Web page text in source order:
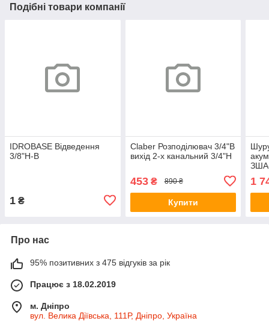
Подібні товари компанії
IDROBASE Відведення
3/8"Н-В
1 ₴
Claber Розподілювач 3/4"В
вихід 2-х канальний 3/4"Н
453₴ 890 ₴
Купити
1
Про нас
95% позитивних з 475 відгуків за рік
Працює з 18.02.2019
м. Дніпро
вул. Велика Діївська, 111Р, Дніпро, Україна